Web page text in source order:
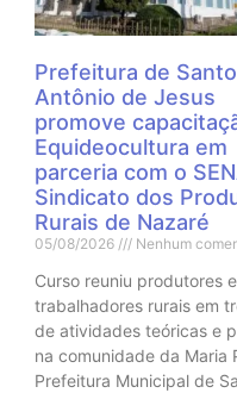
Prefeitura de Santo
Antônio de Jesus
promove
Equideocultura em
parceria com o
Sindicato dos
Rurais de Nazaré
05/08/2026 Nenhum
Curso reuniu produtores e
trabalhadores rurais em
de atividades teóricas e
na comunidade da Maria
Prefeitura Municipal de